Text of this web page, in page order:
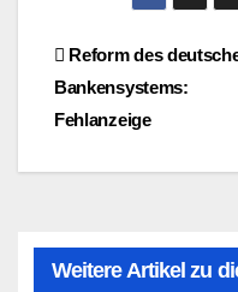
Reform des
Bankensystems:
Fehlanzeige
Weitere Artikel zu